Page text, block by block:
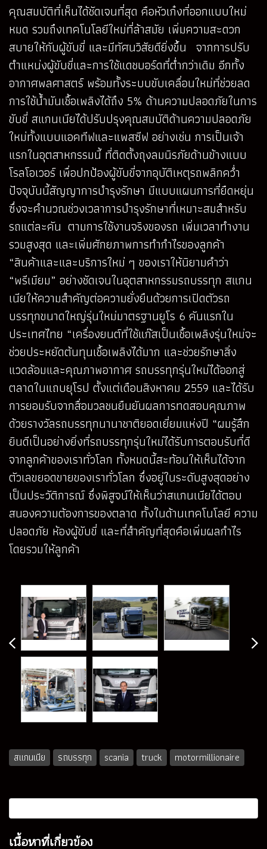
คุณสมบัติที่เห็นได้ชัดเจนที่สุด คือหัวเก๋งที่ออกแบบใหม่
หมด รวมถึงเทคโนโลยีใหม่ที่ล้าสมัย เพิ่มความสะดวก
สบายให้กับผู้ขับขี่ และมีทัศนวิสัยดียิ่งขึ้น จากการปรับ
ตำแหน่งผู้ขับขี่และการใช้แดชบอร์ดที่ต่ำกว่าเดิม อีกทั้ง
อากาศพลศาสตร์ พร้อมทั้งระบบขับเคลื่อนใหม่ที่ช่วยลด
การใช้น้ำมันเชื้อเพลิงได้ถึง 5% ด้านความปลอดภัยในการ
ขับขี่ สแกนเนียได้ปรับปรุงคุณสมบัติด้านความปลอดภัย
ใหม่ทั้งแบบแอคทีฟและแพสซีฟ อย่างเช่น การเป็นเจ้า
แรกในอุตสาหกรรมนี้ ที่ติดตั้งถุงลมนิรภัยด้านข้างแบบ
โรลโอเวอร์ เพื่อปกป้องผู้ขับขี่จากอุบัติเหตุรถพลิกคว่ำ
ปัจจุบันนี้สัญญาการบำรุงรักษา มีแบบแผนการที่ยืดหยุ่น
ซึ่งจะคำนวณช่วงเวลาการบำรุงรักษาที่เหมาะสมสำหรับ
รถแต่ละคัน ตามการใช้งานจริงของรถ เพิ่มเวลาทำงาน
รวมสูงสุด และเพิ่มศักยภาพการทำกำไรของลูกค้า
“สินค้าและและบริการใหม่ ๆ ของเราให้นิยามคำว่า
“พรีเมียม” อย่างชัดเจนในอุตสาหกรรมรถบรรทุก สแกน
เนียให้ความสำคัญต่อความยั่งยืนด้วยการเปิดตัวรถ
บรรทุกขนาดใหญ่รุ่นใหม่มาตรฐานยูโร 6 คันแรกใน
ประเทศไทย “เครื่องยนต์ที่ใช้แก๊สเป็นเชื้อเพลิงรุ่นใหม่จะ
ช่วยประหยัดต้นทุนเชื้อเพลิงได้มาก และช่วยรักษาสิ่ง
แวดล้อมและคุณภาพอากาศ รถบรรทุกรุ่นใหม่ได้ออกสู่
ตลาดในแถบยุโรป ตั้งแต่เดือนสิงหาคม 2559 และได้รับ
การยอมรับจากสื่อมวลชนยืนยันผลการทดสอบคุณภาพ
ด้วยรางวัลรถบรรทุกนานาชาติยอดเยี่ยมแห่งปี “ผมรู้สึก
ยินดีเป็นอย่างยิ่งที่รถบรรทุกรุ่นใหม่ได้รับการตอบรับที่ดี
จากลูกค้าของเราทั่วโลก ทั้งหมดนี้สะท้อนให้เห็นได้จาก
ตัวเลขยอดขายของเราทั่วโลก ซึ่งอยู่ในระดับสูงสุดอย่าง
เป็นประวัติการณ์ ซึ่งพิสูจน์ให้เห็นว่าสแกนเนียได้ตอบ
สนองความต้องการของตลาด ทั้งในด้านเทคโนโลยี ความ
ปลอดภัย ห้องผู้ขับขี่ และที่สำคัญที่สุดคือเพิ่มผลกำไร
โดยรวมให้ลูกค้า
สแกนเนีย รถบรรทุก scania truck motormillionaire
เนื้อหาที่เกี่ยวข้อง